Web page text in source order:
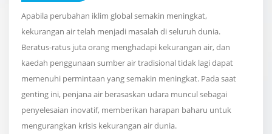
Apabila perubahan iklim global semakin meningkat,
kekurangan air telah menjadi masalah di seluruh dunia.
Beratus-ratus juta orang menghadapi kekurangan air, dan
kaedah penggunaan sumber air tradisional tidak lagi dapat
memenuhi permintaan yang semakin meningkat. Pada saat
genting ini, penjana air berasaskan udara muncul sebagai
penyelesaian inovatif, memberikan harapan baharu untuk
mengurangkan krisis kekurangan air dunia.